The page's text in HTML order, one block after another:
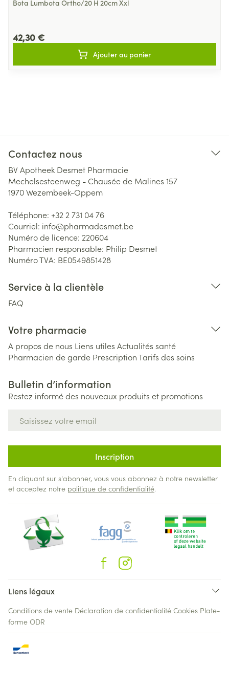
Bota Lumbota Ortho/20 H 20cm Xxl
42,30 €
Ajouter au panier
Contactez nous
BV Apotheek Desmet Pharmacie
Mechelsesteenweg - Chausée de Malines 157
1970Wezembeek-Oppem
Téléphone: +32 2 731 04 76
Courriel: info@pharmadesmet.be
Numéro de licence: 220604
Pharmacien responsable: Philip Desmet
Numéro TVA: BE0549851428
Service à la clientèle
FAQ
Votre pharmacie
A propos de nous Liens utiles Actualités santé
Pharmacien de garde PrescriptionTarifs des soins
Bulletin d’information
Restez informé des nouveaux produits et promotions
Inscription
En cliquant sur s'abonner, vous vous abonnez à notre newsletter
et acceptez notre politique de confidentialité.
Liens légaux
Conditions de vente Déclaration de confidentialité Cookies Plate-
forme ODR